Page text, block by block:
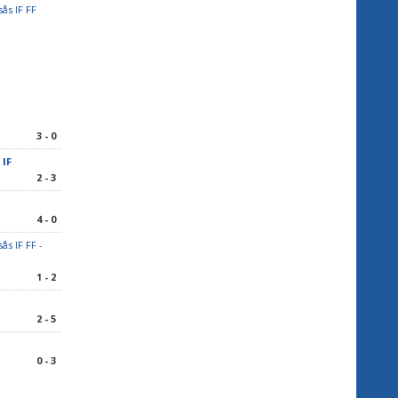
IF FF
3 - 0
2 - 3
4 - 0
IF FF -
1 - 2
2 - 5
0 - 3